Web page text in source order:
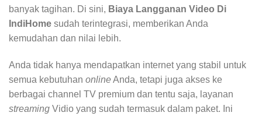
banyak tagihan. Di sini, Biaya Langganan Video Di
IndiHome sudah terintegrasi, memberikan Anda
kemudahan dan nilai lebih.
Anda tidak hanya mendapatkan internet yang stabil untuk
semua kebutuhan onlineAnda, tetapi juga akses ke
berbagai channel TV premium dan tentu saja, layanan
streaming Vidio yang sudah termasuk dalam paket. Ini